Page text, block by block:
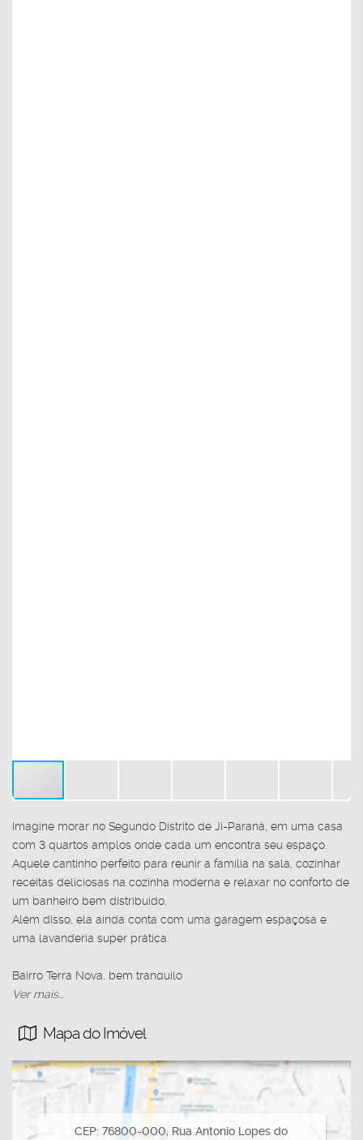
Imagine morar no Segundo Distrito de Ji-Paraná, em uma casa
com 3 quartos amplos onde cada um encontra seu espaço.
Aquele cantinho perfeito para reunir a família na sala, cozinhar
receitas deliciosas na cozinha moderna e relaxar no conforto de
um banheiro bem distribuído.
Além disso, ela ainda conta com uma garagem espaçosa e
uma lavanderia super prática.
Bairro Terra Nova, bem tranquilo
Terreno escriturado e averbado medindo 250,80m²,
do pagamento
Ver mais...
Mapa do Imóvel
CEP: 76800-000, Rua Antonio Lopes do